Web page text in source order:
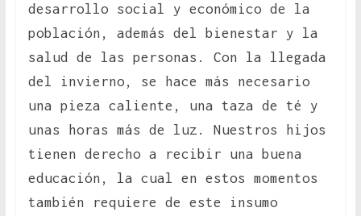
desarrollo social y económico de la
población, además del bienestar y la
salud de las personas. Con la llegada
del invierno, se hace más necesario
una pieza caliente, una taza de té y
unas horas más de luz. Nuestros hijos
tienen derecho a recibir una buena
educación, la cual en estos momentos
también requiere de este insumo